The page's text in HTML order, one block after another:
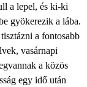
a lepel, és ki-ki
gyökerezik a lába.
a fontosabb
vasárnapi
a közös
egy idő után